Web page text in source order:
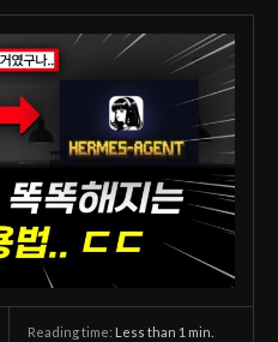
Reading time: Less than 1 min.